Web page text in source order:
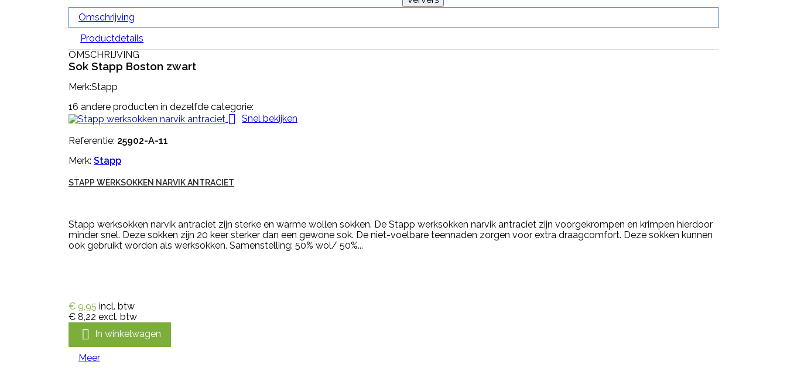
Omschrijving
Productdetails
OMSCHRIJVING
Sok Stapp Boston zwart
Merk:Stapp
16 andere producten in dezelfde categorie:
 Snel bekijken
Referentie: 25902-A-11
Merk: Stapp
STAPP WERKSOKKEN NARVIK ANTRACIET
Stapp werksokken narvik antraciet zijn sterke en warme wollen sokken. De Stapp werksokken narvik antraciet zijn voorgekrompen en krimpen hierdoor
minder snel. Deze sokken zijn 20 keer sterker dan een gewone sok. De niet-voelbare teennaden zorgen voor extra draagcomfort. Deze sokken kunnen
ook gebruikt worden als werksokken. Samenstelling: 50% wol/ 50%...
€ 9,95 incl. btw
€ 8,22 excl. btw
 In winkelwagen
Meer